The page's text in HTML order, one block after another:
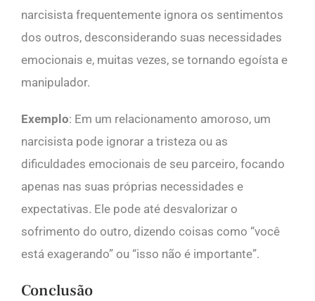
narcisista frequentemente ignora os sentimentos
dos outros, desconsiderando suas necessidades
emocionais e, muitas vezes, se tornando egoísta e
manipulador.
Exemplo: Em um relacionamento amoroso, um
narcisista pode ignorar a tristeza ou as
dificuldades emocionais de seu parceiro, focando
apenas nas suas próprias necessidades e
expectativas. Ele pode até desvalorizar o
sofrimento do outro, dizendo coisas como “você
está exagerando” ou “isso não é importante”.
Conclusão